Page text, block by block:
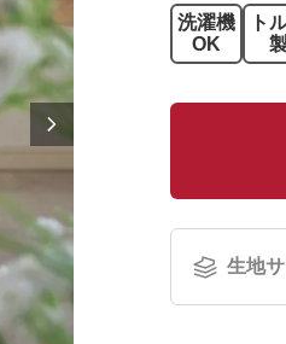
洗濯機
OK
ト
生地